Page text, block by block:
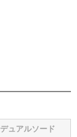
デュアルソード